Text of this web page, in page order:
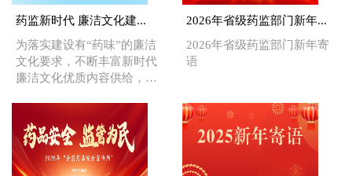
药监新时代 廉洁文化建...
为落实建设有“药味”的廉洁
文化要求，不断丰富新时代
廉洁文化优质内容供给，中
传播廉洁文化，努力让新风
正气在药监系统不断充盈，
助推药品监管事业高质量发
2026年省级药监部门新年...
2026年省级药监部门新年寄
语